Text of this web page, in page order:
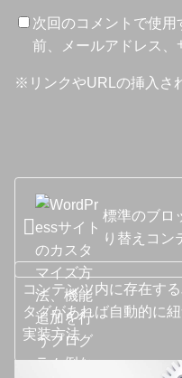
次回のコメントで使
前、メールアドレス、
※リンクやURLの挿入さ
標準のブロ
り替えコン
コンテンツ内に存在す
タグがあれば自動的に
実装方法